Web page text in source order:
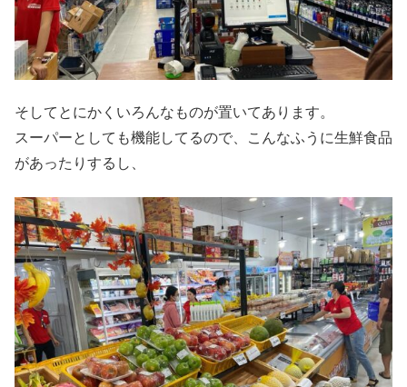
そしてとにかくいろんなものが置いてあります。
スーパーとしても機能してるので、こんなふうに生鮮食品
があったりするし、